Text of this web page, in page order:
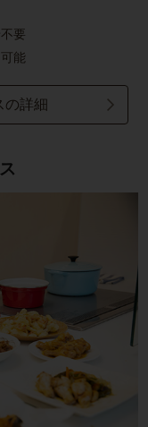
要
能
の詳細